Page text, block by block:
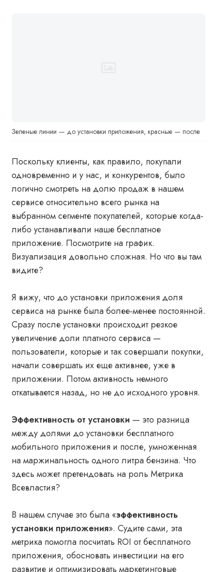
Зеленые линии — до установки приложения, красные — после
Поскольку клиенты, как правило, покупали
одновременно и у нас, и конкурентов, было
логично смотреть на долю продаж в нашем
сервисе относительно всего рынка на
выбранном сегменте покупателей, которые когда-
либо устанавливали наше бесплатное
приложение. Посмотрите на график.
Визуализация довольно сложная. Но что вы там
видите?
Я вижу, что до установки приложения доля
сервиса на рынке была более-менее постоянной.
Сразу после установки происходит резкое
увеличение доли платного сервиса —
пользователи, которые и так совершали покупки,
начали совершать их еще активнее, уже в
приложении. Потом активность немного
откатывается назад, но не до исходного уровня.
Эффективность от установки — это разница
между долями до установки бесплатного
мобильного приложения и после, умноженная
на маржинальность одного литра бензина. Что
здесь может претендовать на роль Метрика
Всевластия?
В нашем случае это была «эффективность
установки приложения». Судите сами, эта
метрика помогла посчитать ROI от бесплатного
приложения, обосновать инвестиции на его
развитие и оптимизировать маркетинговые